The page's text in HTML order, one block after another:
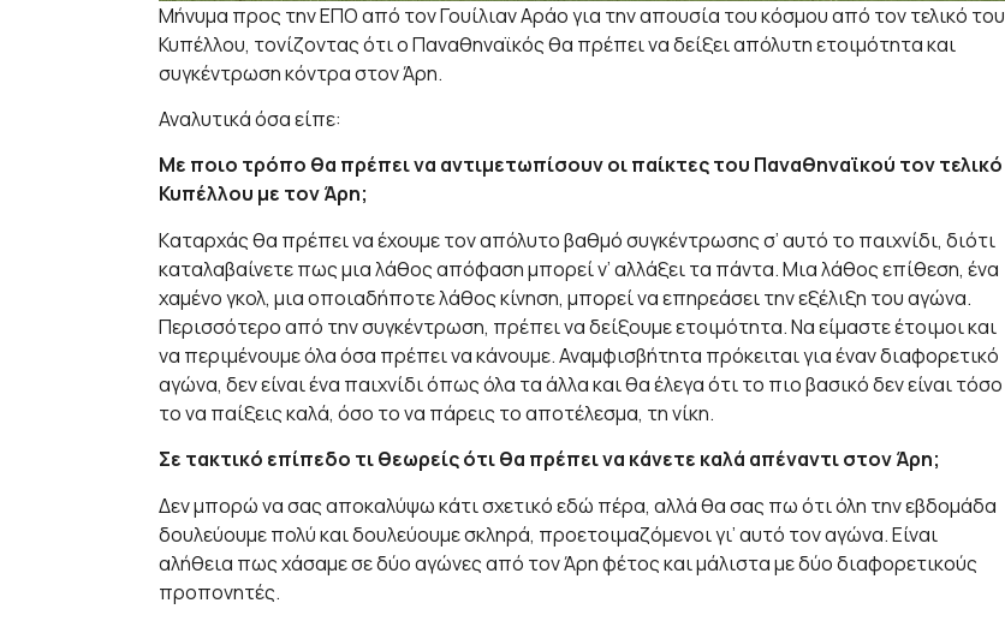
Μήνυμα προς την ΕΠΟ από τον Γουίλιαν Αράο για την απουσία του κόσμου από τον τελικό του
Κυπέλλου, τονίζοντας ότι ο Παναθηναϊκός θα πρέπει να δείξει απόλυτη ετοιμότητα και
συγκέντρωση κόντρα στον Άρη.
Αναλυτικά όσα είπε:
Με ποιο τρόπο θα πρέπει να αντιμετωπίσουν οι παίκτες του Παναθηναϊκού τον τελικό
Κυπέλλου με τον Άρη;
Kαταρχάς θα πρέπει να έχουμε τον απόλυτο βαθμό συγκέντρωσης σ’ αυτό το παιχνίδι, διότι
καταλαβαίνετε πως μια λάθος απόφαση μπορεί ν’ αλλάξει τα πάντα. Μια λάθος επίθεση, ένα
χαμένο γκολ, μια οποιαδήποτε λάθος κίνηση, μπορεί να επηρεάσει την εξέλιξη του αγώνα.
Περισσότερο από την συγκέντρωση, πρέπει να δείξουμε ετοιμότητα. Να είμαστε έτοιμοι και
να περιμένουμε όλα όσα πρέπει να κάνουμε. Αναμφισβήτητα πρόκειται για έναν διαφορετικό
αγώνα, δεν είναι ένα παιχνίδι όπως όλα τα άλλα και θα έλεγα ότι το πιο βασικό δεν είναι τόσο
το να παίξεις καλά, όσο το να πάρεις το αποτέλεσμα, τη νίκη.
Σε τακτικό επίπεδο τι θεωρείς ότι θα πρέπει να κάνετε καλά απέναντι στον Άρη;
Δεν μπορώ να σας αποκαλύψω κάτι σχετικό εδώ πέρα, αλλά θα σας πω ότι όλη την εβδομάδα
δουλεύουμε πολύ και δουλεύουμε σκληρά, προετοιμαζόμενοι γι’ αυτό τον αγώνα. Είναι
αλήθεια πως χάσαμε σε δύο αγώνες από τον Άρη φέτος και μάλιστα με δύο διαφορετικούς
προπονητές.